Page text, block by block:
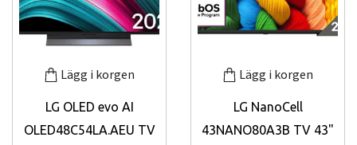
Lägg i korgen
LG OLED evo AI
OLED48C54LA.AEU TV
Lägg i korgen
LG NanoCell
43NANO80A3B TV 43"